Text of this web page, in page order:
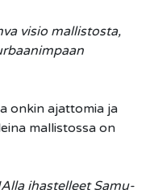
visio mallistosta,
onkin ajattomia ja
mallistossa on
ihastelleet Samu-